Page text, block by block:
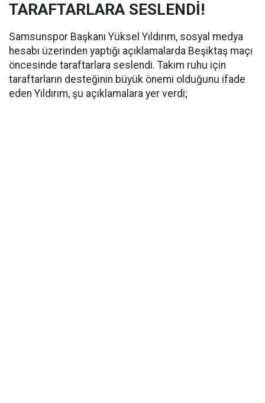
TARAFTARLARA SESLENDİ!
Samsunspor Başkanı Yüksel Yıldırım, sosyal medya
hesabı üzerinden yaptığı açıklamalarda Beşiktaş maçı
öncesinde taraftarlara seslendi. Takım ruhu için
taraftarların desteğinin büyük önemi olduğunu ifade
eden Yıldırım, şu açıklamalara yer verdi;